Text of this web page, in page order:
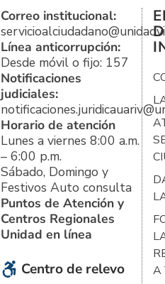
Correo institucional:
Línea anticorrupción:
Desde móvil o fijo: 157
Notificaciones
judiciales:
Horario de atención
Lunes a viernes 8:00 a.m.
– 6:00 p.m.
Sábado, Domingo y
Festivos Auto consulta
Puntos de Atención y
Centros Regionales
Unidad en línea
Centro de relevo
A